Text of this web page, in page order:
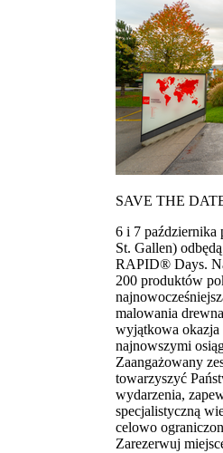
SAVE THE
6 i 7 października
St. Gallen)
RAPID® Days.
200 produktów
malowania
wyjątkowa okazja
najnowszymi
Zaangażowany
towarzyszyć
wydarzenia,
specjalistyczną
celowo
Zarezerwuj